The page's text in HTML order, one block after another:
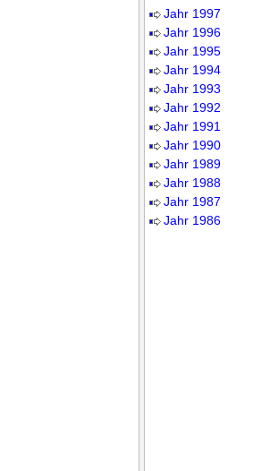
Jahr 1997
Jahr 1996
Jahr 1995
Jahr 1994
Jahr 1993
Jahr 1992
Jahr 1991
Jahr 1990
Jahr 1989
Jahr 1988
Jahr 1987
Jahr 1986